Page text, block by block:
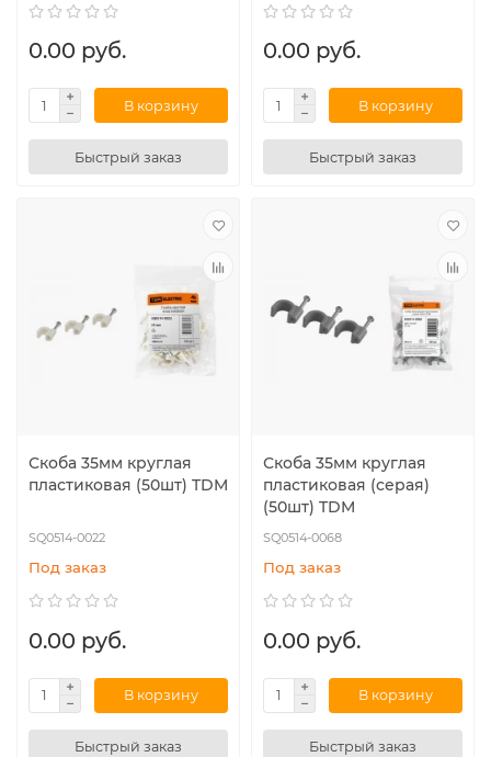
0.00 руб.
В корзину
Быстрый заказ
0.00 руб.
В корзину
Быстрый заказ
Скоба 35мм круглая
пластиковая (50шт) TDM
SQ0514-0022
Под заказ
0.00 руб.
В корзину
Быстрый заказ
Скоба 35мм круглая
пластиковая (серая)
(50шт) TDM
SQ0514-0068
Под заказ
0.00 руб.
В корзину
Быстрый заказ